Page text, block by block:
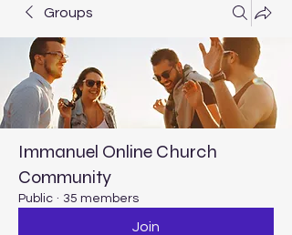
Groups
Immanuel Online Church
Community
Public · 35 members
Join